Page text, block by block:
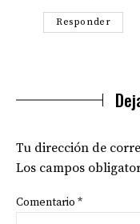
Responder
Tu dirección de
Los campos
Comentario *